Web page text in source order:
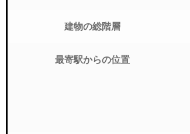
建物の総階層
最寄駅からの位置